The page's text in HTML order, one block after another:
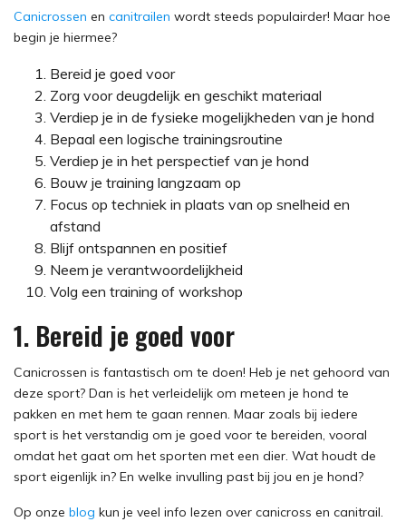
Canicrossen en canitrailen wordt steeds populairder! Maar hoe
begin je hiermee?
Bereid je goed voor
Zorg voor deugdelijk en geschikt materiaal
Verdiep je in de fysieke mogelijkheden van je hond
Bepaal een logische trainingsroutine
Verdiep je in het perspectief van je hond
Bouw je training langzaam op
Focus op techniek in plaats van op snelheid en
afstand
Blijf ontspannen en positief
Neem je verantwoordelijkheid
Volg een training of workshop
1. Bereid je goed voor
Canicrossen is fantastisch om te doen! Heb je net gehoord van
deze sport? Dan is het verleidelijk om meteen je hond te
pakken en met hem te gaan rennen. Maar zoals bij iedere
sport is het verstandig om je goed voor te bereiden, vooral
omdat het gaat om het sporten met een dier. Wat houdt de
sport eigenlijk in? En welke invulling past bij jou en je hond?
Op onze blog kun je veel info lezen over canicross en canitrail.